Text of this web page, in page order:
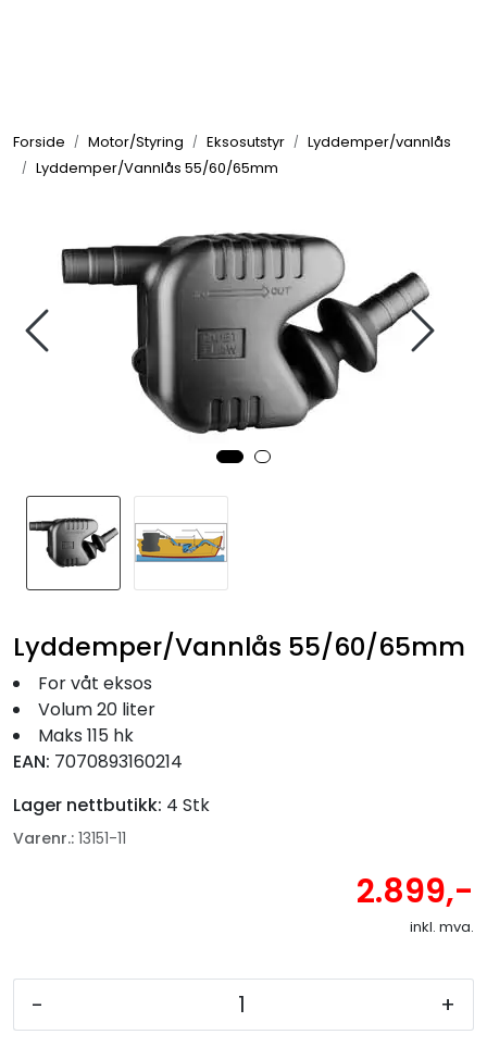
Forside Motor/Styring Eksosutstyr
Lyddemper/vannlås
Lyddemper/Vannlås 55/60/65mm
Lyddemper/Vannlås 55/60/65mm
For våt eksos
Volum 20 liter
Maks 115 hk
EAN: 7070893160214
Lager nettbutikk: 4 Stk
Varenr.: 13151-11
2.899,-
inkl. mva.
- +
Elektrisk
Komfort
Motor/Styring
Fortøyning
Fritid/Sikkerhet
Seil
Nyheter